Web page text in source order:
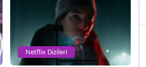
Netflix Dizileri